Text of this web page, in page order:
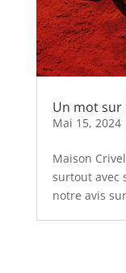
Un mot sur
Mai 15, 2024
Maison
surtout avec
notre avis